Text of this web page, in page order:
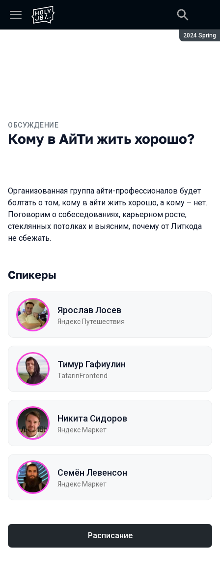
Сезон:
2024 Spring
ОБСУЖДЕНИЕ
Кому в АйТи жить хорошо?
Организованная группа айти-профессионалов будет
болтать о том, кому в айти жить хорошо, а кому – нет.
Поговорим о собеседованиях, карьерном росте,
стеклянных потолках и выясним, почему от Литкода
не сбежать.
Спикеры
Ярослав Лосев
Яндекс Путешествия
Тимур Гафиулин
TatarinFrontend
Никита Сидоров
Яндекс Маркет
Семён Левенсон
Яндекс Маркет
Расписание